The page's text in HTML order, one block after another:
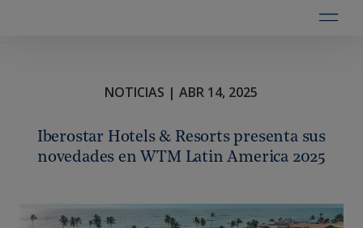
NOTICIAS | ABR 14, 2025
Iberostar Hotels & Resorts presenta sus
novedades en WTM Latin America 2025